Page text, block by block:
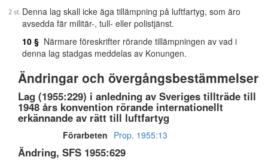
Denna lag skall icke äga tillämpning på luftfartyg, som äro
avsedda fär militär-, tull- eller polistjänst.
10 § Närmare föreskrifter rörande tillämpningen av vad i
denna lag stadgas meddelas av Konungen.
Ändringar och övergångsbestämmelser
Lag (1955:229) i anledning av Sveriges tillträde till
1948 års konvention rörande internationellt
erkännande av rätt till luftfartyg
Förarbeten Prop. 1955:13
Ändring, SFS 1955:629